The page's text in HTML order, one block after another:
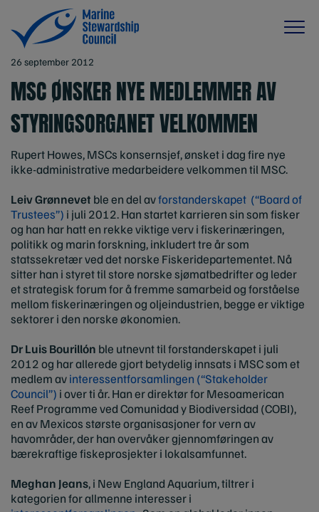
26 september 2012
MSC ØNSKER NYE MEDLEMMER AV
STYRINGSORGANET VELKOMMEN
Rupert Howes, MSCs konsernsjef, ønsket i dag fire nye
ikke-administrative medarbeidere velkommen til MSC.
Leiv Grønnevet ble en del avforstanderskapet (“Board of
Trustees”) i juli 2012. Han startet karrieren sin som fisker
og han har hatt en rekke viktige verv i fiskerinæringen,
politikk og marin forskning, inkludert tre år som
statssekretær ved det norske Fiskeridepartementet. Nå
sitter han i styret til store norske sjømatbedrifter og leder
et strategisk forum for å fremme samarbeid og forståelse
mellom fiskerinæringen og oljeindustrien, begge er viktige
sektorer i den norske økonomien.
Dr Luis Bourillón ble utnevnt til forstanderskapet i juli
2012 og har allerede gjort betydelig innsats i MSC som et
medlem avinteressentforsamlingen (“Stakeholder
Council”) i over ti år. Han er direktør for Mesoamerican
Reef Programme ved Comunidad y Biodiversidad (COBI),
en av Mexicos største organisasjoner for vern av
havområder, der han overvåker gjennomføringen av
bærekraftige fiskeprosjekter i lokalsamfunnet.
Meghan Jeans, i New England Aquarium, tiltrer i
kategorien for allmenne interesser i